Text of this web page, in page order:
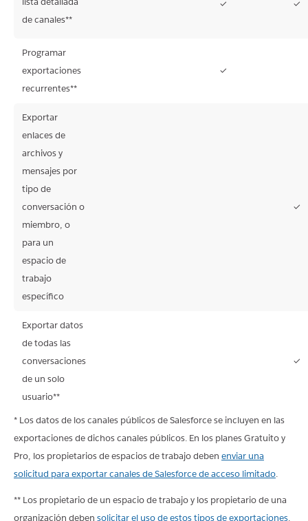
de canales**
✓ ✓
Programar
exportaciones
recurrentes**
✓
Exportar
enlaces de
archivos y
mensajes por
tipo de
conversación o
miembro, o
para un
espacio de
trabajo
específico
✓
Exportar datos
de todas las
conversaciones
de un solo
usuario**
✓
* Los datos de los canales públicos de Salesforce se incluyen en las
exportaciones de dichos canales públicos. En los planes Gratuito y
Pro, los propietarios de espacios de trabajo deben enviar una
solicitud para exportar canales de Salesforce de acceso limitado.
** Los propietario de un espacio de trabajo y los propietario de una
organización deben solicitar el uso de estos tipos de exportaciones.